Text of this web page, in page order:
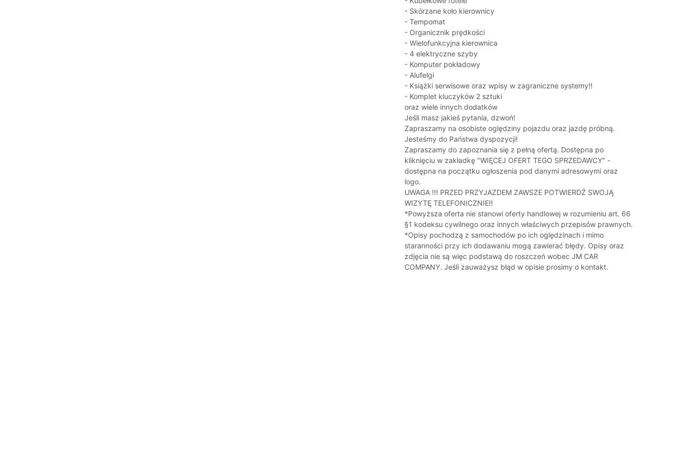
- Skórzane koło kierownicy
- Tempomat
- Organicznik prędkości
- Wielofunkcyjna kierownica
- 4 elektryczne szyby
- Komputer pokładowy
- Alufelgi
- Książki serwisowe oraz wpisy w zagraniczne systemy!!
- Komplet kluczyków 2 sztuki
oraz wiele innych dodatków
Jeśli masz jakieś pytania, dzwoń!
Zapraszamy na osobiste oględziny pojazdu oraz jazdę próbną.
Jesteśmy do Państwa dyspozycji!
Zapraszamy do zapoznania się z pełną ofertą. Dostępna po
kliknięciu w zakładkę "WIĘCEJ OFERT TEGO SPRZEDAWCY" -
dostępna na początku ogłoszenia pod danymi adresowymi oraz
logo.
UWAGA !!! PRZED PRZYJAZDEM ZAWSZE POTWIERDŹ SWOJĄ
WIZYTĘ TELEFONICZNIE!!
*Powyższa oferta nie stanowi oferty handlowej w rozumieniu art. 66
§1 kodeksu cywilnego oraz innych właściwych przepisów prawnych.
*Opisy pochodzą z samochodów po ich oględzinach i mimo
staranności przy ich dodawaniu mogą zawierać błędy. Opisy oraz
zdjęcia nie są więc podstawą do roszczeń wobec JM CAR
COMPANY. Jeśli zauważysz błąd w opisie prosimy o kontakt.